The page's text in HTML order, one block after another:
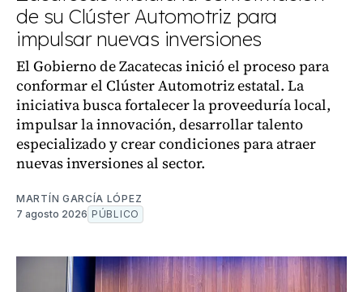
de su Clúster Automotriz para
impulsar nuevas inversiones
El Gobierno de Zacatecas inició el proceso para
conformar el Clúster Automotriz estatal. La
iniciativa busca fortalecer la proveeduría local,
impulsar la innovación, desarrollar talento
especializado y crear condiciones para atraer
nuevas inversiones al sector.
MARTÍN GARCÍA LÓPEZ
7 agosto 2026 PÚBLICO